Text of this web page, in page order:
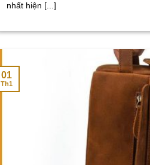
nhất hiện [...]
01
Th1